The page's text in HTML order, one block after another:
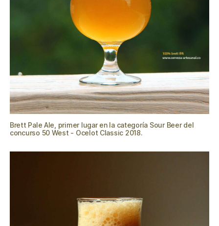
Brett Pale Ale, primer lugar en la categoría Sour Beer del
concurso 50 West - Ocelot Classic 2018.